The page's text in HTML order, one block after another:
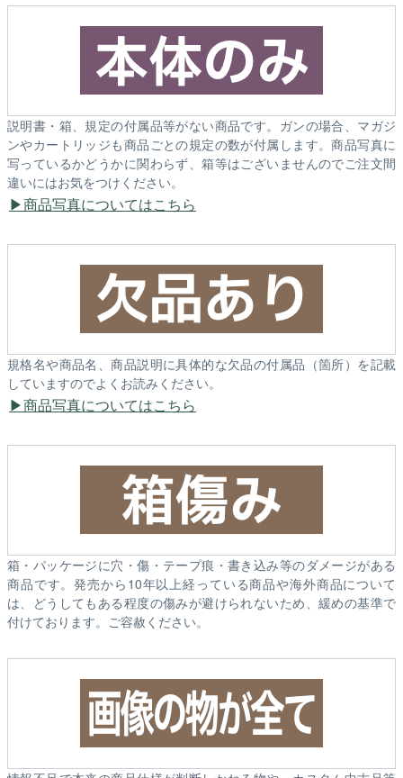
説明書・箱、規定の付属品等がない商品です。ガンの場合、マガジ
ンやカートリッジも商品ごとの規定の数が付属します。商品写真に
写っているかどうかに関わらず、箱等はございませんのでご注文間
違いにはお気をつけください。
商品写真についてはこちら
規格名や商品名、商品説明に具体的な欠品の付属品（箇所）を記載
していますのでよくお読みください。
商品写真についてはこちら
箱・パッケージに穴・傷・テープ痕・書き込み等のダメージがある
商品です。発売から10年以上経っている商品や海外商品について
は、どうしてもある程度の傷みが避けられないため、緩めの基準で
付けております。ご容赦ください。